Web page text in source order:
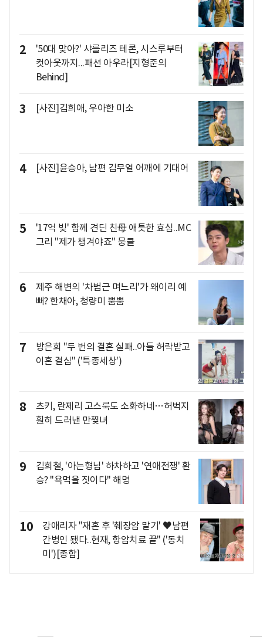
2
'50대 맞아?' 샤를리즈 테론, 시스루부터
컷아웃까지...패션 아우라[지형준의
Behind]
3 [사진]김희애, 우아한 미소
4 [사진]윤승아, 남편 김무열 어깨에 기대어
5
'17억 빚' 함께 견딘 친母 애틋한 효심..MC
그리 "제가 챙겨야죠" 뭉클
6
제주 해변의 '차범근 며느리'가 왜이리 예
뻐? 한채아, 청량미 뿜뿜
7
방은희 "두 번의 결혼 실패..아들 허락받고
이혼 결심" ('특종세상')
8
츠키, 란제리 고스룩도 소화하네…허벅지
훤히 드러낸 만찢녀
9
김희철, '아는형님' 하차하고 '연애전쟁' 환
승? "욕먹을 짓이다" 해명
10
강애리자 "재혼 후 '췌장암 말기' ♥남편
간병인 됐다..현재, 항암치료 끝" ('동치
미')[종합]